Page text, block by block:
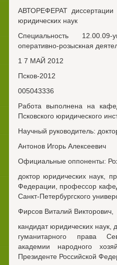
АВТОРЕФЕРАТ диссертации
юридических наук
Специальность 12.00.09-
оперативно-розыскная
1 7 МАЙ 2012
Псков-2012
005043336
Работа выполнена на
Псковского юридического
Научный руководитель:
Антонов Игорь Алексеевич
Официальные оппоненты:
доктор юридических наук,
Федерации, профессор
Санкт-Петербургского
Фирсов Виталий Викторович,
кандидат юридических
гуманитарного права
академии народного
Президенте Российской